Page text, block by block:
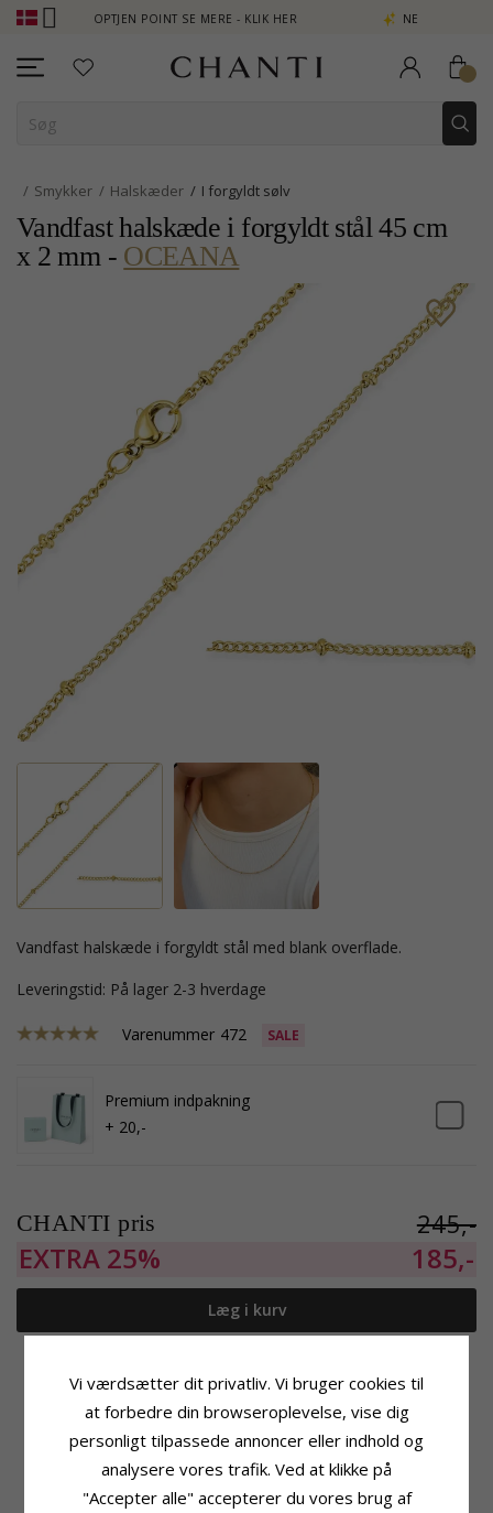
- OPTJEN POINT SE MERE - KLIK HER NEW COLLECTION | AURA
Smykker Halskæder I forgyldt sølv
Vandfast halskæde i forgyldt stål 45 cm
x 2 mm - OCEANA
vandfast halskæde i forgyldt stål med blank overflade.
Leveringstid: På lager 2-3 hverdage
Varenummer 472 SALE
Premium indpakning
+ 20,-
CHANTI pris 245,-
EXTRA 25% 185,-
Læg i kurv
Produktinformation
Tillægsord:Vandfast
Størrelse
Bredde:2 mm
Vi værdsætter dit privatliv. Vi bruger cookies til
at forbedre din browseroplevelse, vise dig
personligt tilpassede annoncer eller indhold og
analysere vores trafik. Ved at klikke på
"Accepter alle" accepterer du vores brug af